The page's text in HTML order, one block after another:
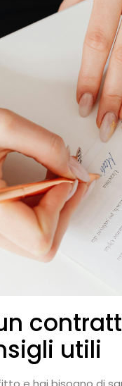
utili